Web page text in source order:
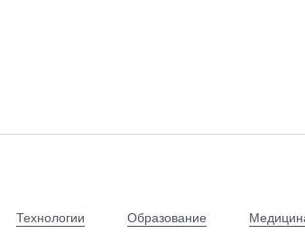
Технологии Образование